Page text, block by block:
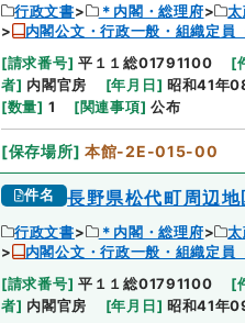
行政文書 ＊内閣・総理府
内閣公文・行政一般・組織定員
[請求番号] 平１１総01791100 [
者] 内閣官房 [年月日] 昭和41年
[数量] 1 [関連事項] 公布
[保存場所] 本館-2E-015-00
件名 長野県松代町周辺
行政文書 ＊内閣・総理府
内閣公文・行政一般・組織定員
[請求番号] 平１１総01791100 [
者] 内閣官房 [年月日] 昭和41年